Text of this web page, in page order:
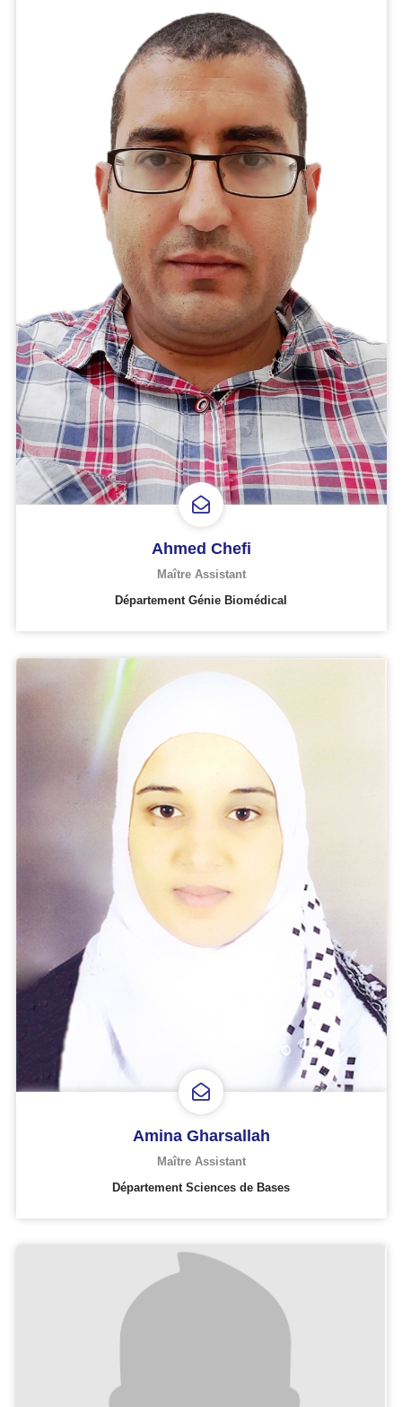
Ahmed Chefi
Maître Assistant
Département Génie Biomédical
Amina Gharsallah
Maître Assistant
Département Sciences de Bases